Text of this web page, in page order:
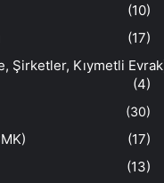
(10)
(17)
Şirketler, Kıymetli
(4)
(30)
(17)
(13)